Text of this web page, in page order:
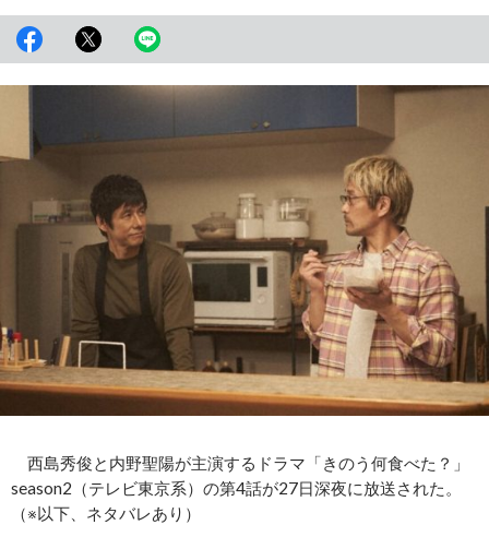
西島秀俊と内野聖陽が主演するドラマ「きのう何食べた？」
season2（テレビ東京系）の第4話が27日深夜に放送された。
（※以下、ネタバレあり）